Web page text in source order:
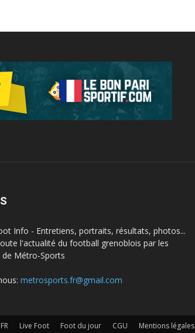
Info - Entretiens, portraits, résultats, photos...
l'actualité du football grenoblois par les
Métro-Sports
metrosports.fr@gmail.com
Live Foot Foot du jour CGU Mentions légales